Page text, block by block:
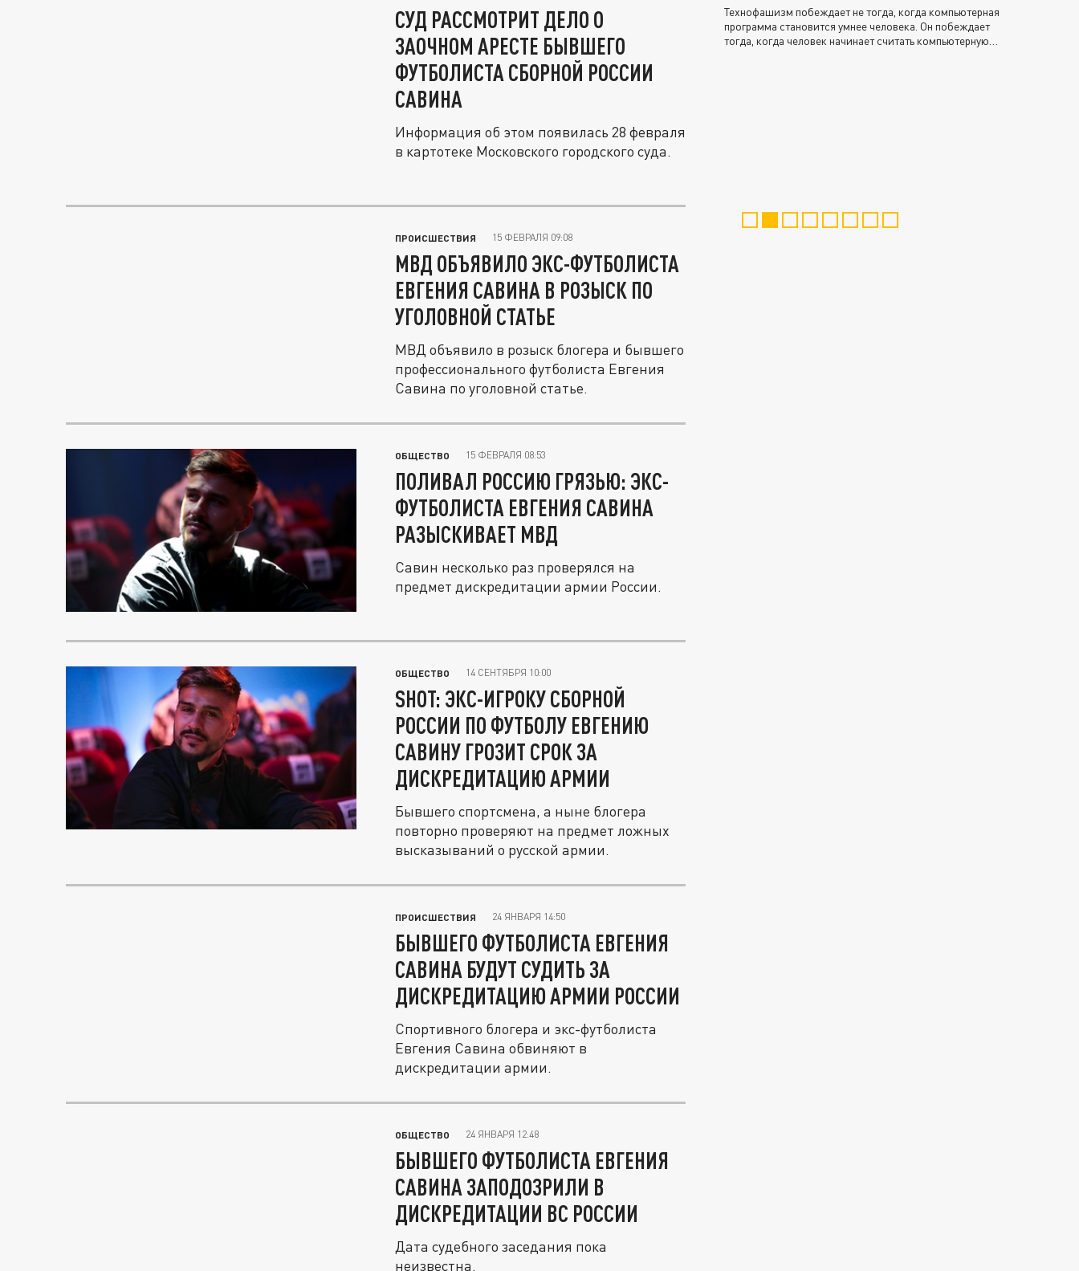
СУД РАССМОТРИТ ДЕЛО О
ЗАОЧНОМ АРЕСТЕ БЫВШЕГО
ФУТБОЛИСТА СБОРНОЙ РОССИИ
САВИНА
Информация об этом появилась 28 февраля
в картотеке Московского городского суда.
ПРОИСШЕСТВИЯ 15 ФЕВРАЛЯ 09:08
МВД ОБЪЯВИЛО ЭКС-ФУТБОЛИСТА
ЕВГЕНИЯ САВИНА В РОЗЫСК ПО
УГОЛОВНОЙ СТАТЬЕ
МВД объявило в розыск блогера и бывшего
профессионального футболиста Евгения
Савина по уголовной статье.
ОБЩЕСТВО 15 ФЕВРАЛЯ 08:53
ПОЛИВАЛ РОССИЮ ГРЯЗЬЮ: ЭКС-
ФУТБОЛИСТА ЕВГЕНИЯ САВИНА
РАЗЫСКИВАЕТ МВД
Савин несколько раз проверялся на
предмет дискредитации армии России.
ОБЩЕСТВО 14 СЕНТЯБРЯ 10:00
SHOT: ЭКС-ИГРОКУ СБОРНОЙ
РОССИИ ПО ФУТБОЛУ ЕВГЕНИЮ
САВИНУ ГРОЗИТ СРОК ЗА
ДИСКРЕДИТАЦИЮ АРМИИ
Бывшего спортсмена, а ныне блогера
повторно проверяют на предмет ложных
высказываний о русской армии.
ПРОИСШЕСТВИЯ 24 ЯНВАРЯ 14:50
БЫВШЕГО ФУТБОЛИСТА ЕВГЕНИЯ
САВИНА БУДУТ СУДИТЬ ЗА
ДИСКРЕДИТАЦИЮ АРМИИ РОССИИ
Спортивного блогера и экс-футболиста
Евгения Савина обвиняют в
дискредитации армии.
ОБЩЕСТВО 24 ЯНВАРЯ 12:48
БЫВШЕГО ФУТБОЛИСТА ЕВГЕНИЯ
САВИНА ЗАПОДОЗРИЛИ В
ДИСКРЕДИТАЦИИ ВС РОССИИ
Дата судебного заседания пока
неизвестна.
Технофашизм побеждает не тогда, когда компьютерная
программа становится умнее человека. Он побеждает
тогда, когда человек начинает считать компьютерную